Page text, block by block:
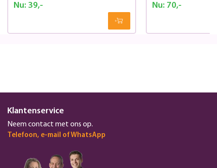
Nu:39,- Nu:70,-
Klantenservice
Neem contact met ons op.
Telefoon, e-mail of WhatsApp